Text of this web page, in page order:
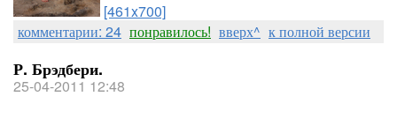
[461x700]
комментарии: 24 понравилось! вверх^ к полной версии
Р. Брэдбери.
25-04-2011 12:48